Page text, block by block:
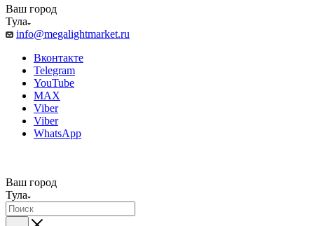
Ваш город
Тула
info@megalightmarket.ru
Вконтакте
Telegram
YouTube
MAX
Viber
Viber
WhatsApp
Ваш город
Тула